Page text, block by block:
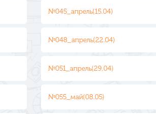
№045_апрель(15.04)
№048_апрель(22.04)
№051_апрель(29.04)
№055_май(08.05)